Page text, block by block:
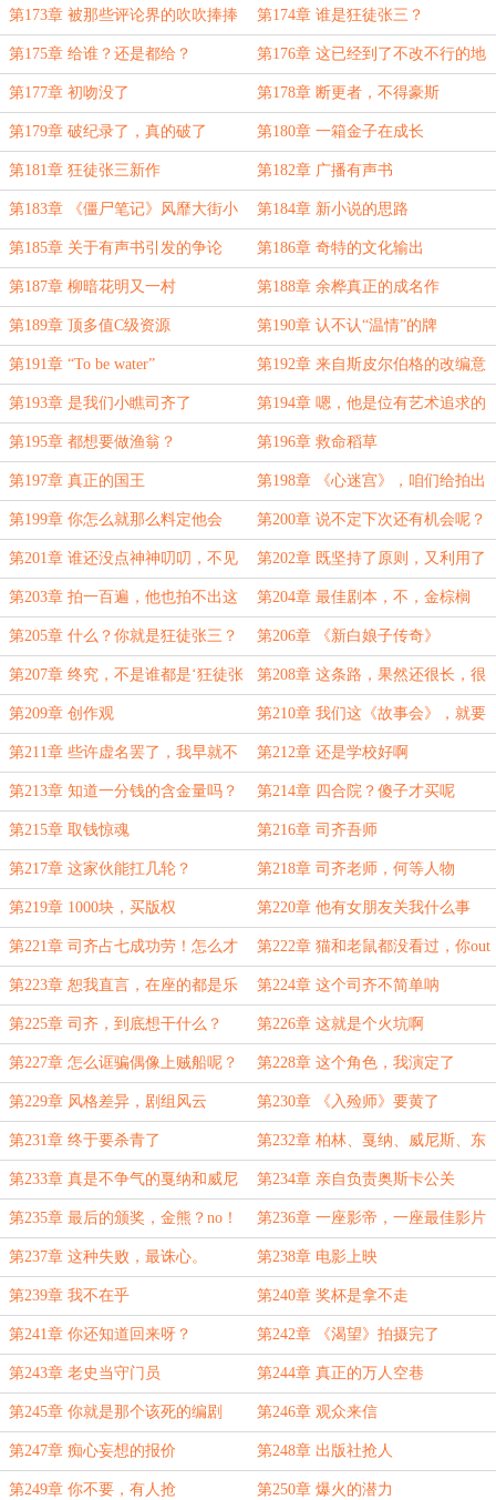
第173章 被那些评论界的吹吹捧捧
给耽搁了
第174章 谁是狂徒张三？
第175章 给谁？还是都给？ 第176章 这已经到了不改不行的地
步了
第177章 初吻没了 第178章 断更者，不得豪斯
第179章 破纪录了，真的破了 第180章 一箱金子在成长
第181章 狂徒张三新作 第182章 广播有声书
第183章 《僵尸笔记》风靡大街小
巷
第184章 新小说的思路
第185章 关于有声书引发的争论 第186章 奇特的文化输出
第187章 柳暗花明又一村 第188章 余桦真正的成名作
第189章 顶多值C级资源 第190章 认不认“温情”的牌
第191章 “To be water” 第192章 来自斯皮尔伯格的改编意
向
第193章 是我们小瞧司齐了 第194章 嗯，他是位有艺术追求的
艺术家
第195章 都想要做渔翁？ 第196章 救命稻草
第197章 真正的国王 第198章 《心迷宫》，咱们给拍出
来啦
第199章 你怎么就那么料定他会
去？
第200章 说不定下次还有机会呢？
第201章 谁还没点神神叨叨，不见
天日的时候
第202章 既坚持了原则，又利用了
规则
第203章 拍一百遍，他也拍不出这
种气质的片子
第204章 最佳剧本，不，金棕榈
第205章 什么？你就是狂徒张三？ 第206章 《新白娘子传奇》
第207章 终究，不是谁都是‘狂徒张
三’
第208章 这条路，果然还很长，很
长
第209章 创作观 第210章 我们这《故事会》，就要
改成‘寻人启事会’了
第211章 些许虚名罢了，我早就不
在乎了
第212章 还是学校好啊
第213章 知道一分钱的含金量吗？ 第214章 四合院？傻子才买呢
第215章 取钱惊魂 第216章 司齐吾师
第217章 这家伙能扛几轮？ 第218章 司齐老师，何等人物
第219章 1000块，买版权 第220章 他有女朋友关我什么事
第221章 司齐占七成功劳！怎么才
七成？
第222章 猫和老鼠都没看过，你out
了
第223章 恕我直言，在座的都是乐
色
第224章 这个司齐不简单呐
第225章 司齐，到底想干什么？ 第226章 这就是个火坑啊
第227章 怎么诓骗偶像上贼船呢？ 第228章 这个角色，我演定了
第229章 风格差异，剧组风云 第230章 《入殓师》要黄了
第231章 终于要杀青了 第232章 柏林、戛纳、威尼斯、东
京？
第233章 真是不争气的戛纳和威尼
斯啊！
第234章 亲自负责奥斯卡公关
第235章 最后的颁奖，金熊？no！ 第236章 一座影帝，一座最佳影片
第237章 这种失败，最诛心。 第238章 电影上映
第239章 我不在乎 第240章 奖杯是拿不走
第241章 你还知道回来呀？ 第242章 《渴望》拍摄完了
第243章 老史当守门员 第244章 真正的万人空巷
第245章 你就是那个该死的编剧
呀？
第246章 观众来信
第247章 痴心妄想的报价 第248章 出版社抢人
第249章 你不要，有人抢 第250章 爆火的潜力